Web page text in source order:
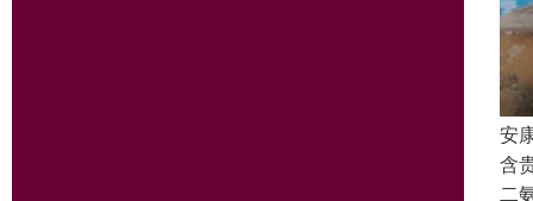
安
含
二